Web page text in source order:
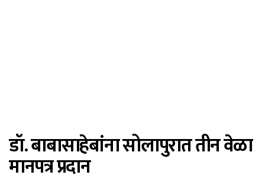
डॉ. बाबासाहेबांना सोलापुरात तीन वेळा
मानपत्र प्रदान